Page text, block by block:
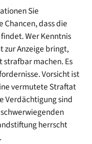
Sie
dass die
Wer Kenntnis
zur Anzeige bringt,
strafbar machen. Es
Vorsicht ist
vermutete Straftat
Verdächtigung sind
herrscht